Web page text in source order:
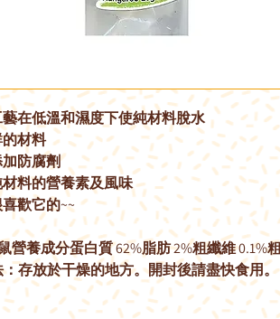
在低溫和濕度下使純材料脫水
材料
防腐劑
料的營養素及風味
歡它的~~
營養成分蛋白質 62%脂肪 2%粗纖維 0.1%
：存放於干燥的地方。開封後請盡快食用。